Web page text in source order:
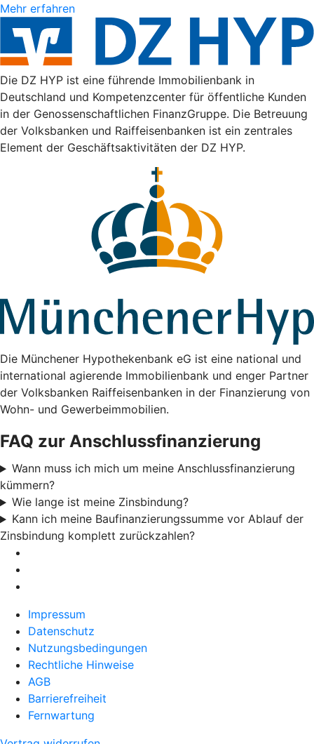
Mehr erfahren
Die DZ HYP ist eine führende Immobilienbank in
Deutschland und Kompetenzcenter für öffentliche Kunden
in der Genossenschaftlichen FinanzGruppe. Die Betreuung
der Volksbanken und Raiffeisenbanken ist ein zentrales
Element der Geschäftsaktivitäten der DZ HYP.
Die Münchener Hypothekenbank eG ist eine national und
international agierende Immobilienbank und enger Partner
der Volksbanken Raiffeisenbanken in der Finanzierung von
Wohn- und Gewerbeimmobilien.
FAQ zur Anschlussfinanzierung
Wann muss ich mich um meine Anschlussfinanzierung
kümmern?
Wie lange ist meine Zinsbindung?
Kann ich meine Baufinanzierungssumme vor Ablauf der
Zinsbindung komplett zurückzahlen?
Impressum
Datenschutz
Nutzungsbedingungen
Rechtliche Hinweise
AGB
Barrierefreiheit
Fernwartung